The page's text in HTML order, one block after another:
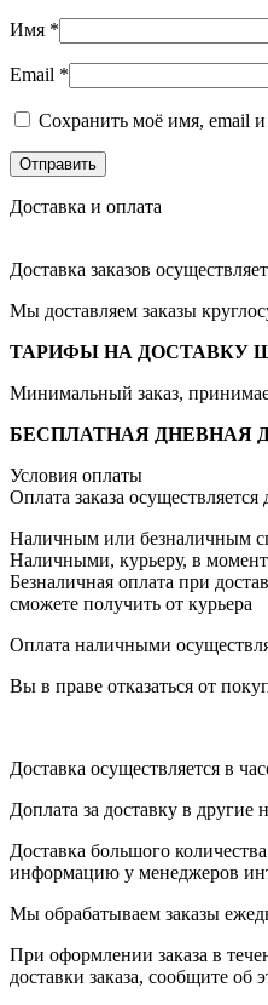
Имя *
Email *
Сохранить моё имя, email
Доставка и оплата
Доставка заказов
Мы доставляем заказы
ТАРИФЫ НА ДОСТАВКУ
Минимальный заказ,
БЕСПЛАТНАЯ ДНЕВНАЯ
Условия оплаты
Оплата заказа
Наличным или безналичным
Наличными, курьеру, в момент
Безналичная оплата при
сможете получить от курьера
Оплата наличными
Вы в праве отказаться от
Доставка осуществляется в
Доплата за доставку в
Доставка большого
информацию у менеджеров
Мы обрабатываем заказы
При оформлении заказа в
доставки заказа, сообщите об